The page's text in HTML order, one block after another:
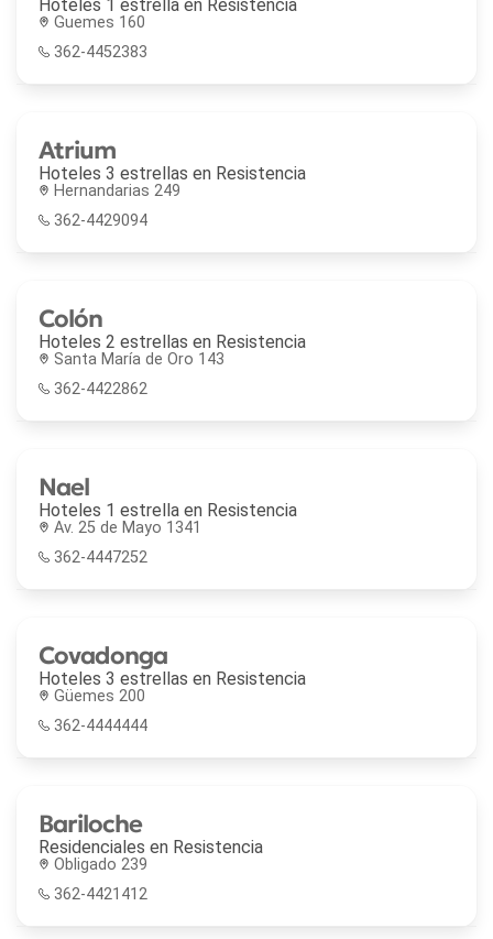
Hoteles 1 estrella en Resistencia
Guemes 160
362-4452383
Atrium
Hoteles 3 estrellas en Resistencia
Hernandarias 249
362-4429094
Colón
Hoteles 2 estrellas en Resistencia
Santa María de Oro 143
362-4422862
Nael
Hoteles 1 estrella en Resistencia
Av. 25 de Mayo 1341
362-4447252
Covadonga
Hoteles 3 estrellas en Resistencia
Güemes 200
362-4444444
Bariloche
Residenciales en Resistencia
Obligado 239
362-4421412